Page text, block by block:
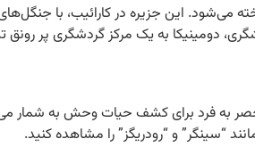
می‌شود. این جزیره در کارائیب، با
به فرد برای کشف حیات وحش به شمار
“سینگر” و “رودریگز” را مشاهده کنید.